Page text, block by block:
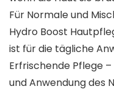
Für Normale und
Hydro Boost
ist für die tägliche
Erfrischende Pflege
und Anwendung des